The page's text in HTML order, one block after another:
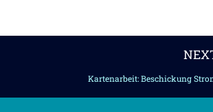
Kartenarbeit: Beschickung